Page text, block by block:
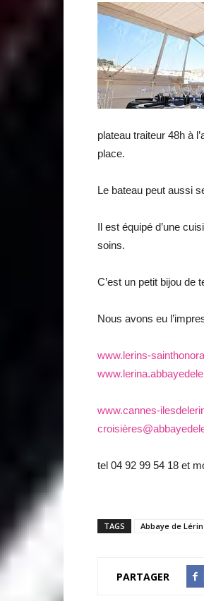
plateau traiteur 48h à
place.
Le bateau peut aussi
Il est équipé d’une
soins.
C’est un petit bijou de
Nous avons eu
www.lerins-
www.cannes-
tel 04 92 99 54 18 et
TAGS Abbaye de
PARTAGER